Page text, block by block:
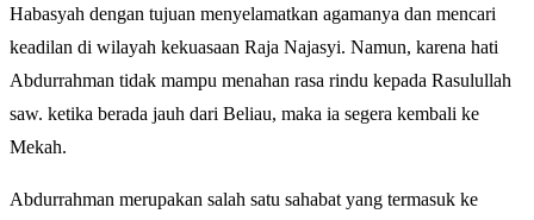
Habasyah dengan tujuan menyelamatkan agamanya dan mencari
keadilan di wilayah kekuasaan Raja Najasyi. Namun, karena hati
Abdurrahman tidak mampu menahan rasa rindu kepada Rasulullah
saw. ketika berada jauh dari Beliau, maka ia segera kembali ke
Mekah.
Abdurrahman merupakan salah satu sahabat yang termasuk ke